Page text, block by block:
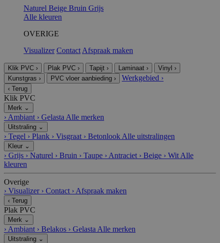
Naturel Beige Bruin Grijs
Alle kleuren
OVERIGE
Visualizer Contact Afspraak maken
Klik PVC › Plak PVC › Tapijt › Laminaat › Vinyl ›
Kunstgras › PVC vloer aanbieding › Werkgebied ›
‹ Terug
Klik PVC
Merk ⌄
› Ambiant › Gelasta Alle merken
Uitstraling ⌄
› Tegel › Plank › Visgraat › Betonlook Alle uitstralingen
Kleur ⌄
› Grijs › Naturel › Bruin › Taupe › Antraciet › Beige › Wit Alle
kleuren
Overige
› Visualizer › Contact › Afspraak maken
‹ Terug
Plak PVC
Merk ⌄
› Ambiant › Belakos › Gelasta Alle merken
Uitstraling ⌄